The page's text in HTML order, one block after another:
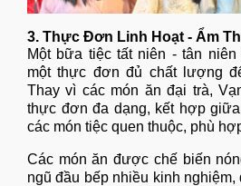
3. Thực Đơn Linh Hoạt - Ẩm
Một bữa tiệc tất niên - tân
một thực đơn đủ chất lượng
Thay vì các món ăn đại trà,
thực đơn đa dạng, kết hợp
các món tiệc quen thuộc, phù
Các món ăn được chế biến
ngũ đầu bếp nhiều kinh